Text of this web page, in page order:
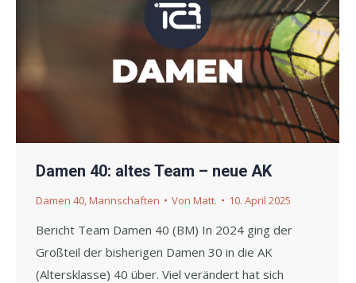
Damen 40: altes Team – neue AK
Damen 40,Mannschaften Von Matt. 10. April 2025
Bericht Team Damen 40 (BM) In 2024 ging der
Großteil der bisherigen Damen 30 in die AK
(Altersklasse) 40 über. Viel verändert hat sich